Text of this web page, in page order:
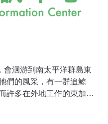
會洄游到南太平洋群島東
們的風采，有一群追鯨
許多在外地工作的東加
是很活潑，牠們喜歡躍身